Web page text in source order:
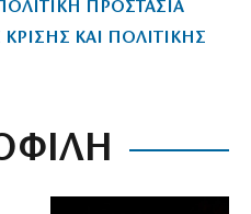
ΠΡΟΣΤΑΣΙΑ
ΚΑΙ ΠΟΛΙΤΙΚΗΣ